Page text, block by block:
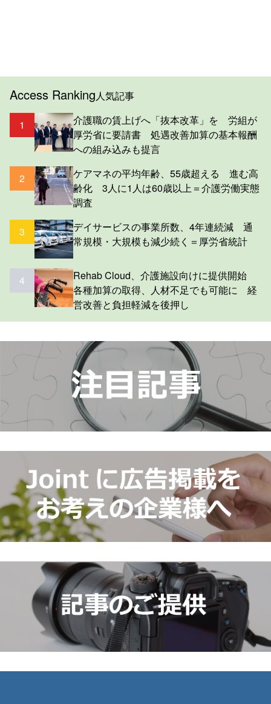
Access Ranking人気記事
1
介護職の賃上げへ「抜本改革」を 労組が
厚労省に要請書 処遇改善加算の基本報酬
への組み込みも提言
2
ケアマネの平均年齢、55歳超える 進む高
齢化 3人に1人は60歳以上＝介護労働実態
調査
3
デイサービスの事業所数、4年連続減 通
常規模・大規模も減少続く＝厚労省統計
4
Rehab Cloud、介護施設向けに提供開始
各種加算の取得、人材不足でも可能に 経
営改善と負担軽減を後押し